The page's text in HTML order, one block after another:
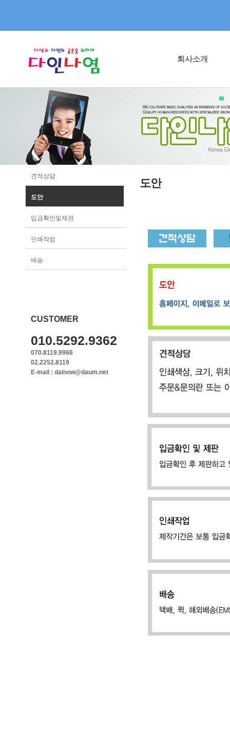
회사소개
견적상담
도안
입금확인및제판
인쇄작업
배송
CUSTOMER
010.5292.9362
070.8119.9966
02.2252.8119
E-mail : dainow@daum.net
도안